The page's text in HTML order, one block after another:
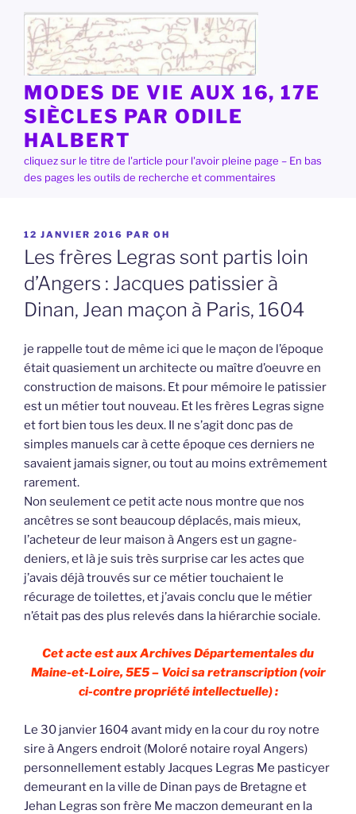
contenu
principal
MODES DE VIE AUX 16, 17E
SIÈCLES PAR ODILE
HALBERT
cliquez sur le titre de l'article pour l'avoir pleine page – En bas
des pages les outils de recherche et commentaires
PUBLIÉ
LE
12 JANVIER 2016 PAR OH
Les frères Legras sont partis loin
d’Angers : Jacques patissier à
Dinan, Jean maçon à Paris, 1604
je rappelle tout de même ici que le maçon de l’époque
était quasiement un architecte ou maître d’oeuvre en
construction de maisons. Et pour mémoire le patissier
est un métier tout nouveau. Et les frères Legras signe
et fort bien tous les deux. Il ne s’agit donc pas de
simples manuels car à cette époque ces derniers ne
savaient jamais signer, ou tout au moins extrêmement
rarement.
Non seulement ce petit acte nous montre que nos
ancêtres se sont beaucoup déplacés, mais mieux,
l’acheteur de leur maison à Angers est un gagne-
deniers, et là je suis très surprise car les actes que
j’avais déjà trouvés sur ce métier touchaient le
récurage de toilettes, et j’avais conclu que le métier
n’était pas des plus relevés dans la hiérarchie sociale.
Cet acte est aux Archives Départementales du
Maine-et-Loire, 5E5 – Voici sa retranscription (voir
ci-contre propriété intellectuelle) :
Le 30 janvier 1604 avant midy en la cour du roy notre
sire à Angers endroit (Moloré notaire royal Angers)
personnellement estably Jacques Legras Me pasticyer
demeurant en la ville de Dinan pays de Bretagne et
Jehan Legras son frère Me maczon demeurant en la